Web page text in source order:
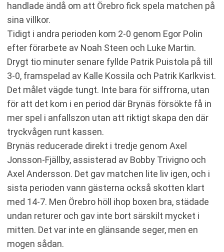
handlade ändå om att Örebro fick spela matchen på
sina villkor.
Tidigt i andra perioden kom 2-0 genom Egor Polin
efter förarbete av Noah Steen och Luke Martin.
Drygt tio minuter senare fyllde Patrik Puistola på till
3-0, framspelad av Kalle Kossila och Patrik Karlkvist.
Det målet vägde tungt. Inte bara för siffrorna, utan
för att det kom i en period där Brynäs försökte få in
mer spel i anfallszon utan att riktigt skapa den där
tryckvågen runt kassen.
Brynäs reducerade direkt i tredje genom Axel
Jonsson-Fjällby, assisterad av Bobby Trivigno och
Axel Andersson. Det gav matchen lite liv igen, och i
sista perioden vann gästerna också skotten klart
med 14-7. Men Örebro höll ihop boxen bra, städade
undan returer och gav inte bort särskilt mycket i
mitten. Det var inte en glänsande seger, men en
mogen sådan.